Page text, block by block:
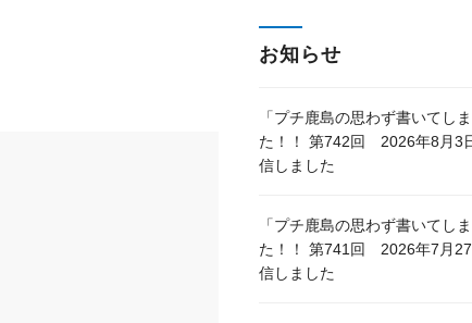
お知らせ
「プチ鹿島の思わず書いてし
た！！ 第742回 2026年8月3
信しました
「プチ鹿島の思わず書いてし
た！！ 第741回 2026年7月
信しました